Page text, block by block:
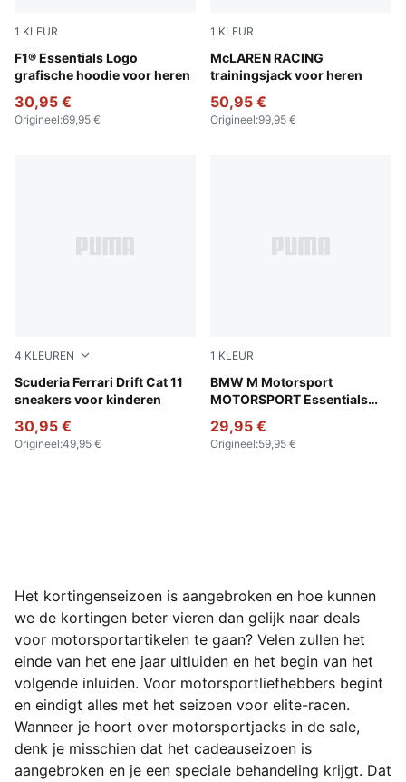
1 KLEUR
F1® Essentials Logo
grafische hoodie voor heren
Pop Red
30,95 €
Origineel:69,95 €
1 KLEUR
McLAREN RACING
trainingsjack voor heren
Puma Black
50,95 €
Origineel:99,95 €
4 KLEUREN
Scuderia Ferrari Drift Cat 11
sneakers voor kinderen
PUMA Black-Speed Yellow
30,95 €
Origineel:49,95 €
1 KLEUR
BMW M Motorsport
MOTORSPORT Essentials
Puma Black
29,95 €
Origineel:59,95 €
Het kortingenseizoen is aangebroken en hoe kunnen
we de kortingen beter vieren dan gelijk naar deals
voor motorsportartikelen te gaan? Velen zullen het
einde van het ene jaar uitluiden en het begin van het
volgende inluiden. Voor motorsportliefhebbers begint
en eindigt alles met het seizoen voor elite-racen.
Wanneer je hoort over motorsportjacks in de sale,
denk je misschien dat het cadeauseizoen is
aangebroken en je een speciale behandeling krijgt. Dat